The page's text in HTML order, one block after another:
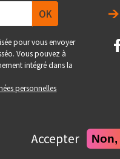
pour vous envoyer
Vous pouvez à
intégré dans la
personnelles
Realise
Site conçu
Accepter